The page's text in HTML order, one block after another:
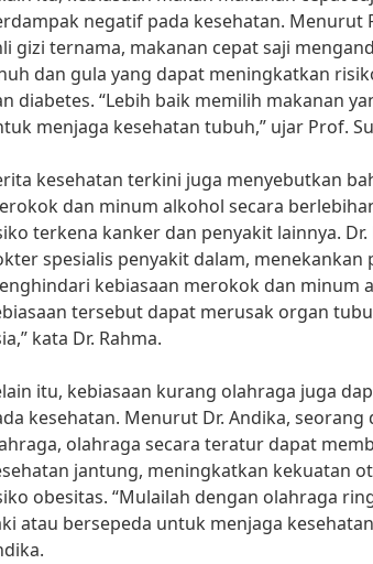
negatif pada kesehatan. Menurut
gizi ternama, makanan cepat saji
dan gula yang dapat meningkatkan
diabetes. “Lebih baik memilih makanan
menjaga kesehatan tubuh,” ujar Prof.
kesehatan terkini juga menyebutkan
dan minum alkohol secara
terkena kanker dan penyakit lainnya. Dr.
spesialis penyakit dalam,
kebiasaan merokok dan minum
tersebut dapat merusak organ
kata Dr. Rahma.
itu, kebiasaan kurang olahraga juga
kesehatan. Menurut Dr. Andika, seorang
olahraga secara teratur dapat
jantung, meningkatkan kekuatan
obesitas. “Mulailah dengan olahraga
atau bersepeda untuk menjaga